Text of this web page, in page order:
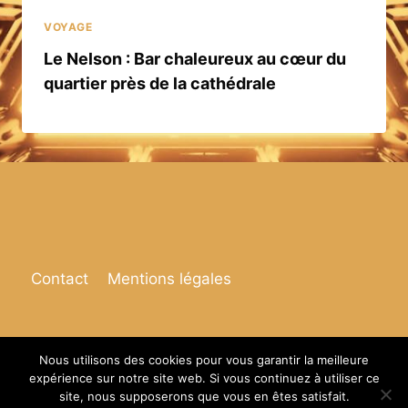
VOYAGE
Le Nelson : Bar chaleureux au cœur du
quartier près de la cathédrale
Contact Mentions légales
© 2026 Espace de vie
Nous utilisons des cookies pour vous garantir la meilleure
expérience sur notre site web. Si vous continuez à utiliser ce
site, nous supposerons que vous en êtes satisfait.